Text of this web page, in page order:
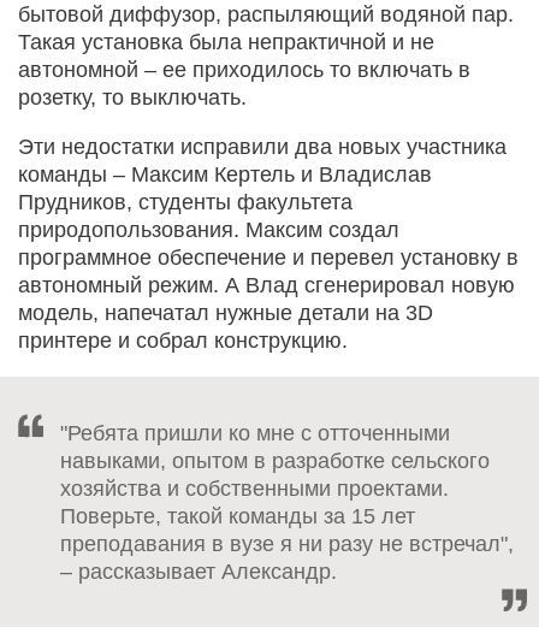
бытовой диффузор, распыляющий водяной пар.
Такая установка была непрактичной и не
автономной – ее приходилось то включать в
розетку, то выключать.
Эти недостатки исправили два новых участника
команды – Максим Кертель и Владислав
Прудников, студенты факультета
природопользования. Максим создал
программное обеспечение и перевел установку в
автономный режим. А Влад сгенерировал новую
модель, напечатал нужные детали на 3D
принтере и собрал конструкцию.
"Ребята пришли ко мне с отточенными
навыками, опытом в разработке сельского
хозяйства и собственными проектами.
Поверьте, такой команды за 15 лет
преподавания в вузе я ни разу не встречал",
– рассказывает Александр.